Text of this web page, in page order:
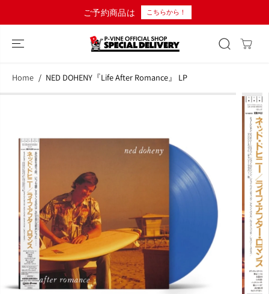
ご予約商品は こちらから！
Home NED DOHENY『Life After Romance』 LP